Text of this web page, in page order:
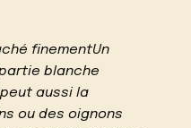
finementUn
blanche
aussi la
ou des oignons